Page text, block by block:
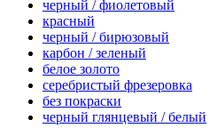
черный / фиолетовый
красный
черный / бирюзовый
карбон / зеленый
белое золото
серебристый фрезеровка
без покраски
черный глянцевый / белый